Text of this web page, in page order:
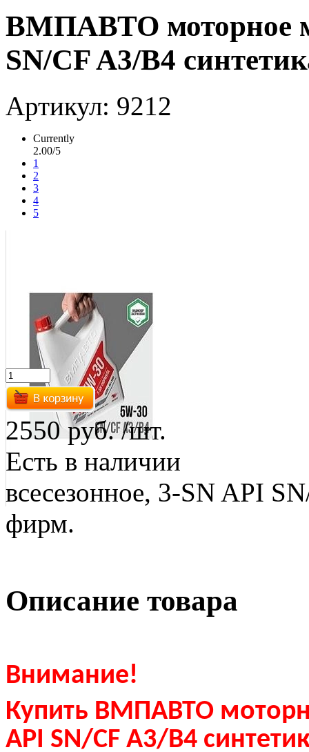
ВМПАВТО моторное
SN/CF A3/B4
Артикул: 9212
Currently
2.00/5
1
2
3
4
5
2550 руб./шт.
Есть в наличии
всесезонное, 3-SN API
фирм.
Описание товара
Внимание!
Купить ВМПАВТО
API SN/CF A3/B4